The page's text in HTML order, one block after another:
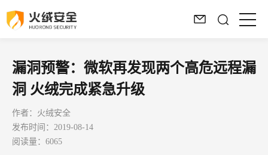
漏洞预警：微软再发现两个高危远程漏
洞 火绒完成紧急升级
作者：火绒安全
发布时间：2019-08-14
阅读量：6065